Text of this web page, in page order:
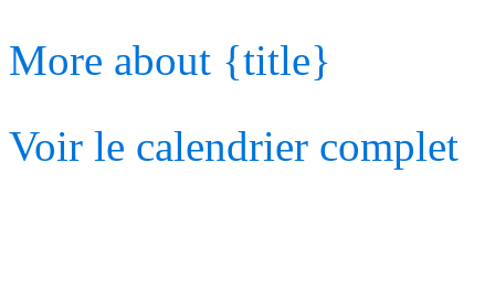
More about {title}
Voir le calendrier complet